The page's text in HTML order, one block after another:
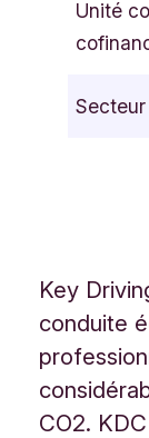
l
a
a
n
6
Unité
Secteur
Key
conduite
CO2.